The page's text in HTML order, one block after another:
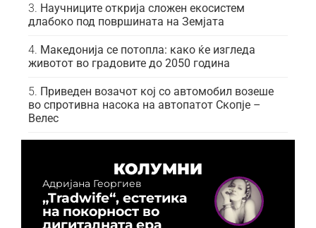
Научниците открија сложен екосистем
длабоко под површината на Земјата
Македонија се потопла: како ќе изгледа
животот во градовите до 2050 година
Приведен возачот кој со автомобил возеше
во спротивна насока на автопатот Скопје –
Велес
КОЛУМНИ
Адријана Георгиев
„Tradwife“, естетика
на покорност во
дигиталната ера